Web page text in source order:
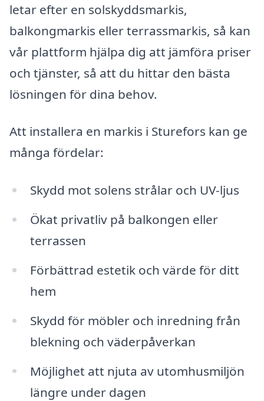
letar efter en solskyddsmarkis,
balkongmarkis eller terrassmarkis, så kan
vår plattform hjälpa dig att jämföra priser
och tjänster, så att du hittar den bästa
lösningen för dina behov.
Att installera en markis i Sturefors kan ge
många fördelar:
Skydd mot solens strålar och UV-ljus
Ökat privatliv på balkongen eller
terrassen
Förbättrad estetik och värde för ditt
hem
Skydd för möbler och inredning från
blekning och väderpåverkan
Möjlighet att njuta av utomhusmiljön
längre under dagen